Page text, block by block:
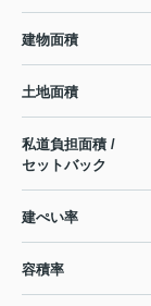
建物面積
土地面積
私道負担面積 /
セットバック
建ぺい率
容積率